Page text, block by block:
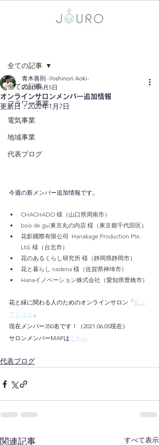
全ての記事
フラワー事業
電気事業
地域事業
代表ブログ
全ての記事
オンラインサロンメンバー追加情報
青木善則 -Yoshinori Aoki-
2021年6月5日
更新日：2022年1月7日
今週の新メンバー追加情報です。
CHACHADO 様（山口県周南市）
bois de gui東京丸の内店 様（東京都千代田区）
花影國際有限公司  Hanakage Production Pte.
Ltd. 様（台北市）
花のあるくらし研究所 様（静岡県静岡市）
花と暮らし nadena 様（佐賀県神埼市）
Hanaイノベーション株式会社（愛知県豊橋市）
花と緑に関わる人のためのオンラインサロン「虹ノ
アトリエ 」
現在メンバー350名です！（2021.06.05現在）
サロンメンバーMAPはこちら
代表ブログ
関連記事 すべて表示